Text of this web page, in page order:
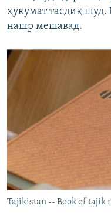
ҳукумат тасдиқ шуд.
нашр мешавад.
Tajikistan -- Book of tajik